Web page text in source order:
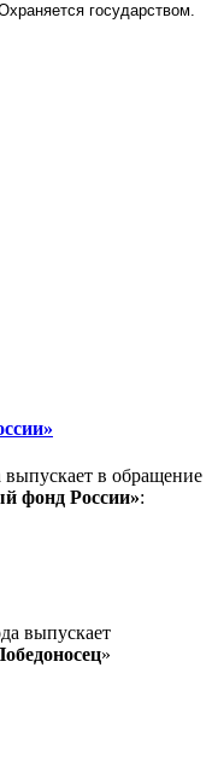
государством.
выпускает в обращение
фонд России»:
выпускает
»